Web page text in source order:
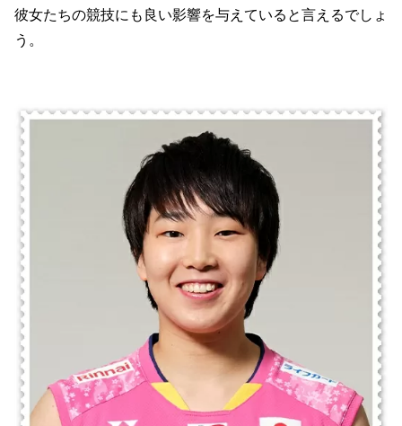
彼女たちの競技にも良い影響を与えていると言えるでしょ
う。